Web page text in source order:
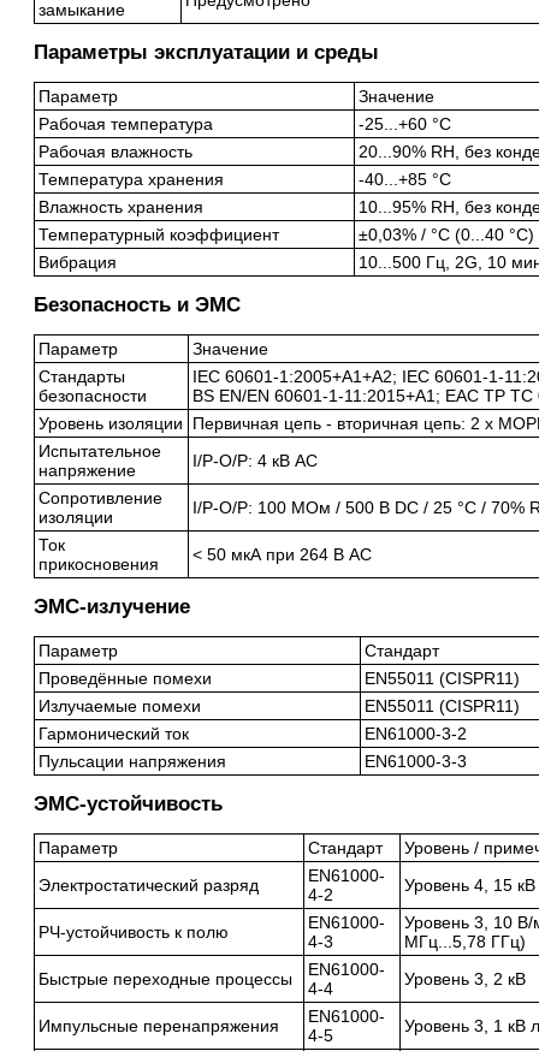
замыкание
Параметры эксплуатации и среды
Параметр
Значение
Рабочая температура
-25...+60 °C
Рабочая влажность
20...90% RH, без
Температура хранения
-40...+85 °C
Влажность хранения
10...95% RH, без
Температурный коэффициент
±0,03% / °C (0...40 °C)
Вибрация
10...500 Гц, 2G, 10
Безопасность и ЭМС
Параметр
Значение
Стандарты
безопасности
IEC 60601-1:2005+A1+A2; IEC 60601-1-
BS EN/EN 60601-1-11:2015+A1; EAC TP TC
Уровень изоляции
Первичная цепь - вторичная цепь: 2 x
Испытательное
напряжение
I/P-O/P: 4 кВ AC
Сопротивление
изоляции
I/P-O/P: 100 МОм / 500 В DC / 25 °C / 70%
Ток
прикосновения
< 50 мкА при 264 В AC
ЭМС-излучение
Параметр
Стандарт
Проведённые помехи
EN55011 (CISPR11)
Излучаемые помехи
EN55011 (CISPR11)
Гармонический ток
EN61000-3-2
Пульсации напряжения
EN61000-3-3
ЭМС-устойчивость
Параметр Стандарт
Уровень /
Электростатический разряд
EN61000-
4-2
Уровень 4, 15 кВ
РЧ-устойчивость к полю
EN61000-
4-3
Уровень 3, 10
МГц...5,78 ГГц)
Быстрые переходные процессы
EN61000-
4-4
Уровень 3, 2 кВ
Импульсные перенапряжения
EN61000-
4-5
Уровень 3, 1 кВ